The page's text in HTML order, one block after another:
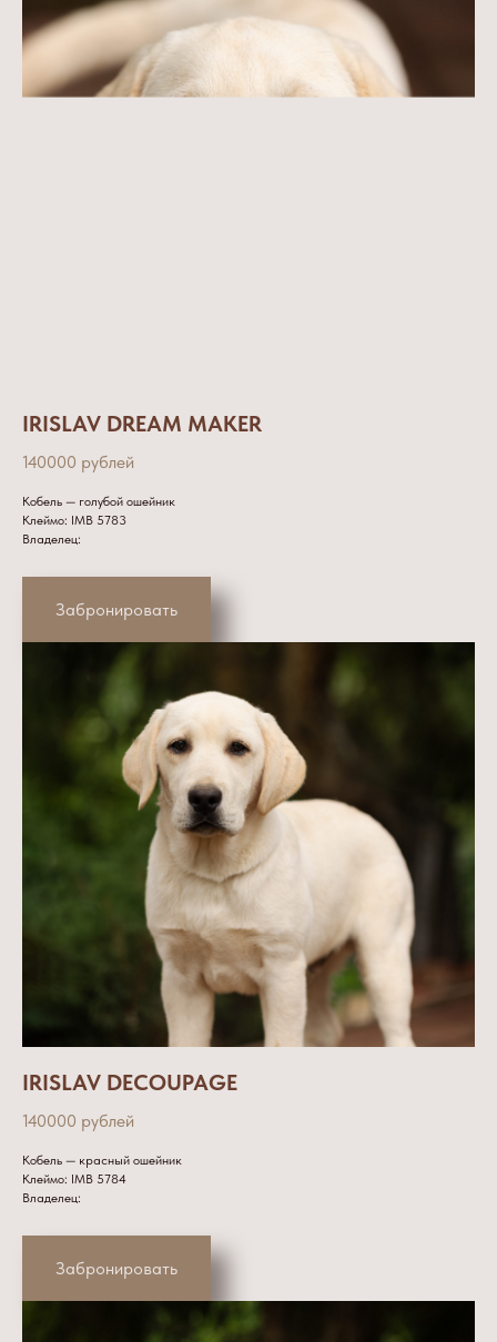
IRISLAV DREAM MAKER
140000 рублей
Кобель — голубой ошейник
Клеймо: IMB 5783
Владелец:
Забронировать
IRISLAV DECOUPAGE
140000 рублей
Кобель — красный ошейник
Клеймо: IMB 5784
Владелец:
Забронировать